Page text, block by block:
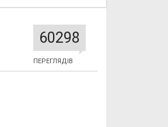
60298
ПЕРЕГЛЯДІВ